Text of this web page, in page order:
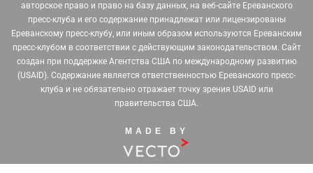
авторское право и право на базу данных, на веб-сайте Ереванского
пресс-клуба и его содержание принадлежат или лицензированы
Ереванскому пресс-клубу, или иным образом используются Ереванским
пресс-клубом в соответствии с действующим законодательством. Сайт
создан при поддержке Агентства США по международному развитию
(USAID). Содержание является ответственностью Ереванского пресс-
клуба и не обязательно отражает точку зрения USAID или
правительства США.
MADE BY